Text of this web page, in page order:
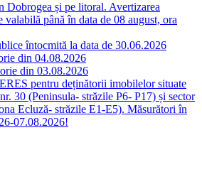
și pe litoral. Avertizarea
valabilă până în data de 08 august, ora
întocmită la data de 30.06.2026
din 04.08.2026
din 03.08.2026
pentru deținătorii imobilelor situate
30 (Peninsula- străzile P6- P17) și sector
Ecluză- străzile E1-E5). Măsurători în
07.08.2026!